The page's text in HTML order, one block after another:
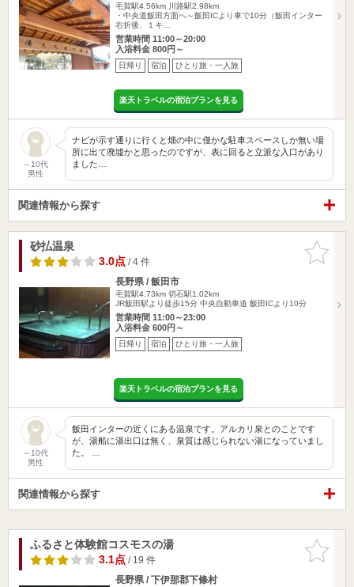
毛賀駅4.56km
川路駅2.98km
・中央道飯田方面へ～飯田ICより車で10分（飯田インター
右折後、１キ…
営業時間 11:00～20:00
入浴料金 800円～
日帰り 宿泊 ひとり旅・一人旅
楽天トラベルの宿泊プランを見る
～10代
男性
ナビが示す通りに行くと畑の中に僅かな駐車スペースしか無い場
所に出て廃墟かと思ったのですが、表に回ると立派な入口があり
ました…
関連情報から探す
お気に入
りに追加
砂払温泉
3.0点/ 4 件
長野県 / 飯田市
毛賀駅4.73km 切石駅1.02km
JR飯田駅より徒歩15分 中央自動車道 飯田ICより10分
営業時間 11:00～23:00
入浴料金 600円～
日帰り 宿泊 ひとり旅・一人旅
楽天トラベルの宿泊プランを見る
～10代
男性
飯田インターの近くにある温泉です。アルカリ泉とのことです
が、湯船に湯出口は無く、泉質は感じられない湯になっていまし
た。 …
関連情報から探す
お気に入
りに追加
ふるさと体験館コスモスの湯
3.1点/ 19 件
長野県 / 下伊那郡下條村